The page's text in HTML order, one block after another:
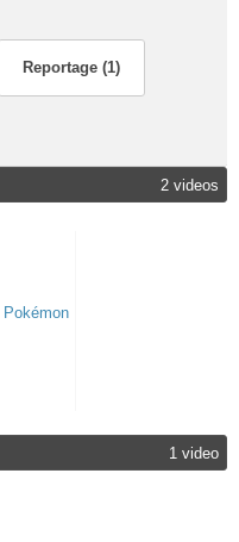
Reportage (1)
2 videos
1 video